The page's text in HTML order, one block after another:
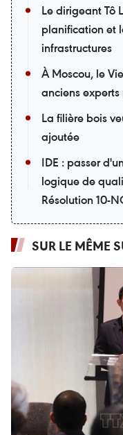
Le dirigeant Tô
planification et
infrastructures
À Moscou, le
anciens
La filière bois
ajoutée
IDE : passer
logique de
Résolution 10-
SUR LE MÊME